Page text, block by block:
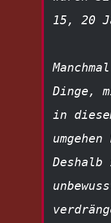
15, 20
Dinge,
in
umgehen